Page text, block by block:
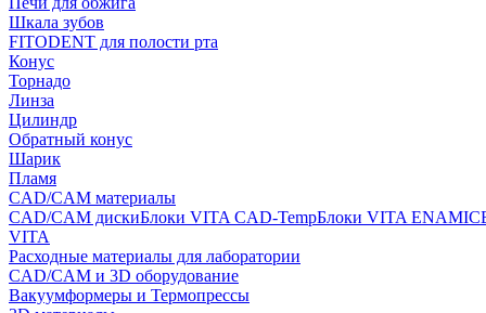
Шкала зубов
FITODENT для полости рта
Конус
Торнадо
Линза
Цилиндр
Обратный конус
Шарик
Пламя
CAD/CAM материалы
CAD/CAM дискиБлоки VITA CAD-TempБлоки VITA ENAMIC
VITA
Расходные материалы для лаборатории
CAD/CAM и 3D оборудование
Вакуумформеры и Термопрессы